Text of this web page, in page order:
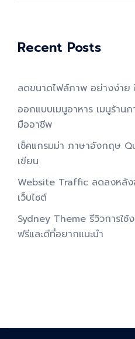
Recent Posts
ลดขนาดไฟล์ภาพ อย่างง่าย
ออกแบบเมนูอาหาร เมนูร้าน
มืออาชีพ
เช็คแกรมม่า ภาษาอังกฤษ
เขียน
Website Traffic ลดลงหลัง
เว็บไซต์
Sydney Theme รีวิวการใ
ฟรีและดีที่อยากแนะนำ